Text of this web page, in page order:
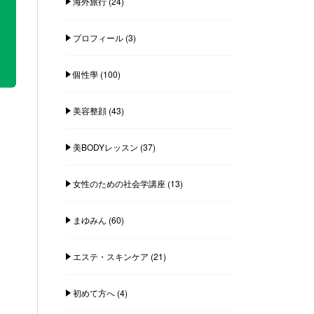
プロフィール(3)
個性學(100)
美容整顔(43)
美BODYレッスン (37)
女性のための社会学講座(13)
まゆみん (60)
エステ・スキンケア (21)
初めて方へ(4)